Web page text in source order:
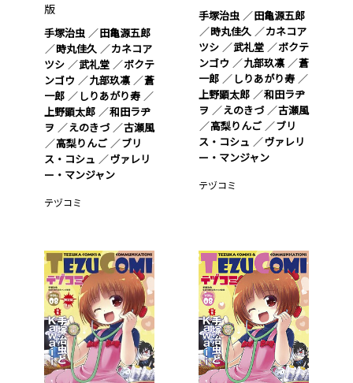
版
手塚治虫
田亀源五郎
時丸佳久
カネコア
ツシ
武礼堂
ボクテ
ンゴウ
九部玖凛
蒼
一郎
しりあがり寿
上野顕太郎
和田ラヂ
ヲ
えのきづ
古瀬風
高梨りんご
ブリ
ス・コシュ
ヴァレリ
ー・マンジャン
テヅコミ
手塚治虫
田亀源五郎
時丸佳久
カネコア
ツシ
武礼堂
ボクテ
ンゴウ
九部玖凛
蒼
一郎
しりあがり寿
上野顕太郎
和田ラヂ
ヲ
えのきづ
古瀬風
高梨りんご
ブリ
ス・コシュ
ヴァレリ
ー・マンジャン
テヅコミ